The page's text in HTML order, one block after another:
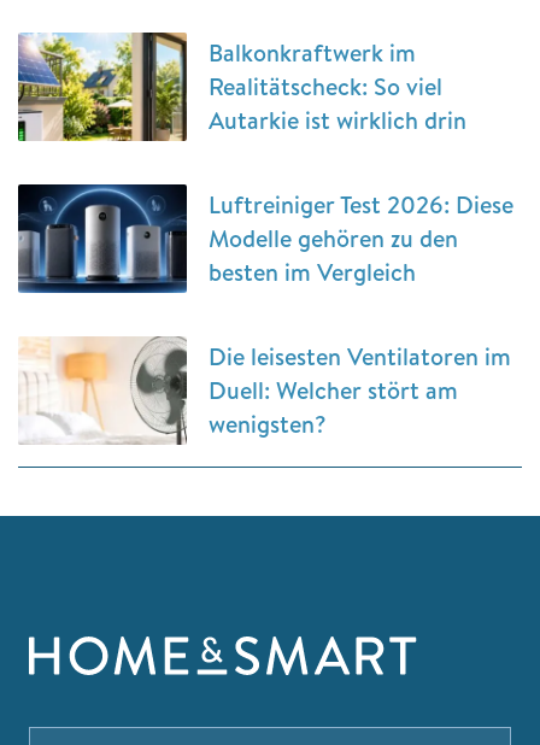
Balkonkraftwerk im
Realitätscheck: So viel
Autarkie ist wirklich drin
Luftreiniger Test 2026: Diese
Modelle gehören zu den
besten im Vergleich
Die leisesten Ventilatoren im
Duell: Welcher stört am
wenigsten?